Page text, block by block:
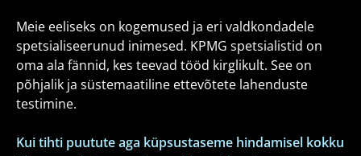
Meie eeliseks on kogemused ja eri valdkondadele
spetsialiseerunud inimesed. KPMG spetsialistid on
oma ala fännid, kes teevad tööd kirglikult. See on
põhjalik ja süstemaatiline ettevõtete lahenduste
testimine.
Kui tihti puutute aga küpsustaseme hindamisel kokku